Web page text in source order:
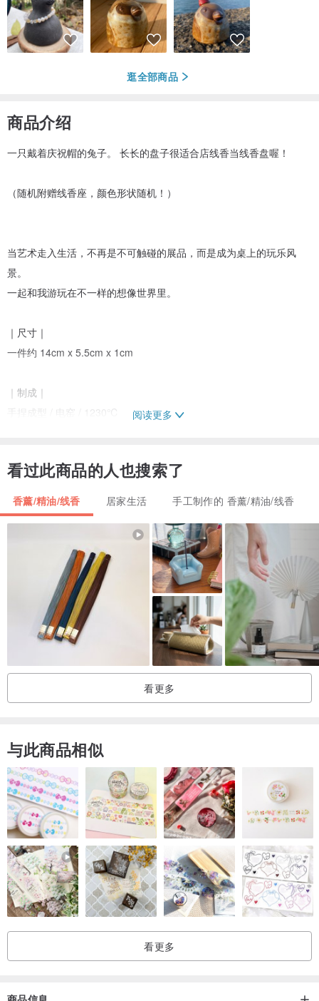
逛全部商品
商品介绍
一只戴着庆祝帽的兔子。 长长的盘子很适合店线香当线香盘喔！
（随机附赠线香座，颜色形状随机！）
当艺术走入生活，不再是不可触碰的展品，而是成为桌上的玩乐风
景。
一起和我游玩在不一样的想像世界里。
｜尺寸｜
一件约 14cm x 5.5cm x 1cm
｜制成｜
手捏成型 / 电窑 / 1230℃
斑点陶土，釉
作品均有艺术家签名印
手工创作，只有一件，欢迎下标前来信确认商品细节。
照片可能与实际物体有些微色差，若有相关问题，欢迎联系询问。
目前暂不接受商品不如预期退换货，有任何问题欢迎联系。
最外层使用再生及环保包装出货，内层会使用可收藏的专属包装。
若有送礼需求，收件人为收礼人需要外包装良好的情况时，请于下单
时于备注中叙明，将另外视情况酌收包装费用。
阅读更多
看过此商品的人也搜索了
香薰/精油/线香 居家生活 手工制作的 香薰/精油/线香
看更多
与此商品相似
看更多